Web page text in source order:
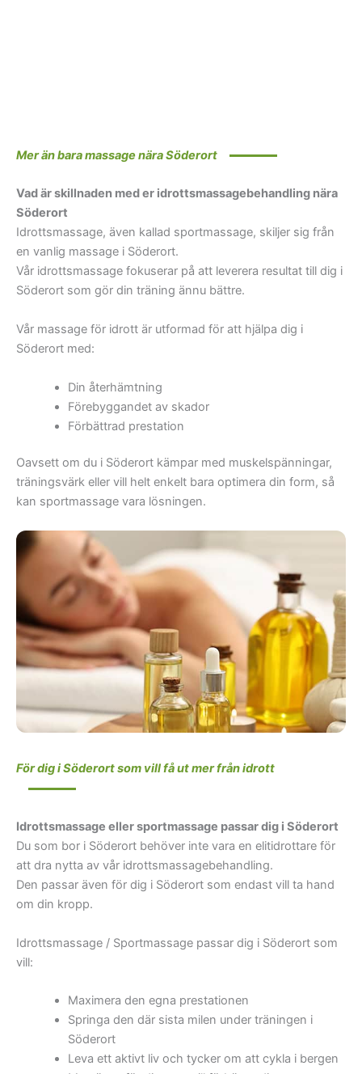
Mer än bara massage nära Söderort
Vad är skillnaden med er idrottsmassagebehandling nära
Söderort
Idrottsmassage, även kallad sportmassage, skiljer sig från
en vanlig massage i Söderort.
Vår idrottsmassage fokuserar på att leverera resultat till dig i
Söderort som gör din träning ännu bättre.
Vår massage för idrott är utformad för att hjälpa dig i
Söderort med:
Din återhämtning
Förebyggandet av skador
Förbättrad prestation
Oavsett om du i Söderort kämpar med muskelspänningar,
träningsvärk eller vill helt enkelt bara optimera din form, så
kan sportmassage vara lösningen.
För dig i Söderort som vill få ut mer från idrott
Idrottsmassage eller sportmassage passar dig i Söderort
Du som bor i Söderort behöver inte vara en elitidrottare för
att dra nytta av vår idrottsmassagebehandling.
Den passar även för dig i Söderort som endast vill ta hand
om din kropp.
Idrottsmassage / Sportmassage passar dig i Söderort som
vill:
Maximera den egna prestationen
Springa den där sista milen under träningen i
Söderort
Leva ett aktivt liv och tycker om att cykla i bergen